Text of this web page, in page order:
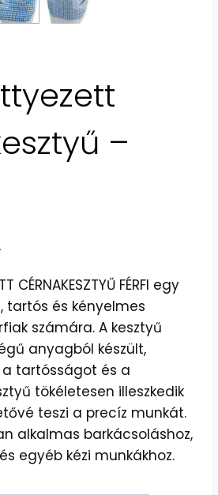
–
CÉRNAKESZTYŰ FÉRFI egy
tartós és kényelmes
számára. A kesztyű
anyagból készült,
tartósságot és a
tökéletesen illeszkedik
teszi a precíz munkát.
alkalmas barkácsoláshoz,
egyéb kézi munkákhoz.